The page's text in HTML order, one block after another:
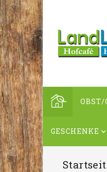
OBST/

GESCHENKE